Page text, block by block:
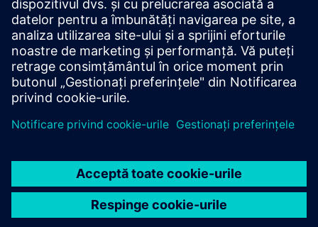
Informații și resurse suplimentare
Descarcă Arena-flow aici